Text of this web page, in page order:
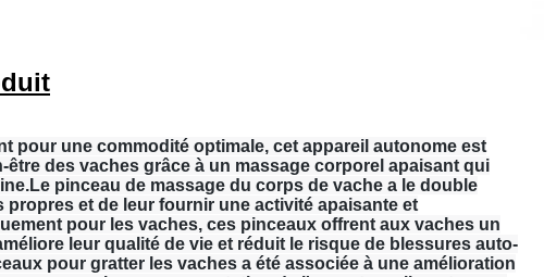
pour une commodité optimale, cet appareil autonome est
des vaches grâce à un massage corporel apaisant qui
pinceau de massage du corps de vache a le double
propres et de leur fournir une activité apaisante et
pour les vaches, ces pinceaux offrent aux vaches un
leur qualité de vie et réduit le risque de blessures auto-
pour gratter les vaches a été associée à une amélioration